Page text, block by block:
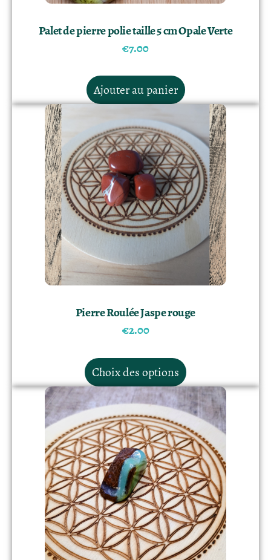
Palet de pierre polie taille 5 cm Opale Verte
€7.00
Ajouter au panier
Pierre Roulée Jaspe rouge
€2.00
Choix des options